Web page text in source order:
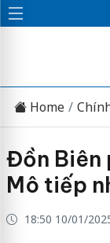
Home
Đồn Biên
Mô tiếp
18:50 10/01/